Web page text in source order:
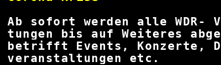
Ab sofort werden alle
tungen bis auf Weiteres
betrifft Events, Konzerte,